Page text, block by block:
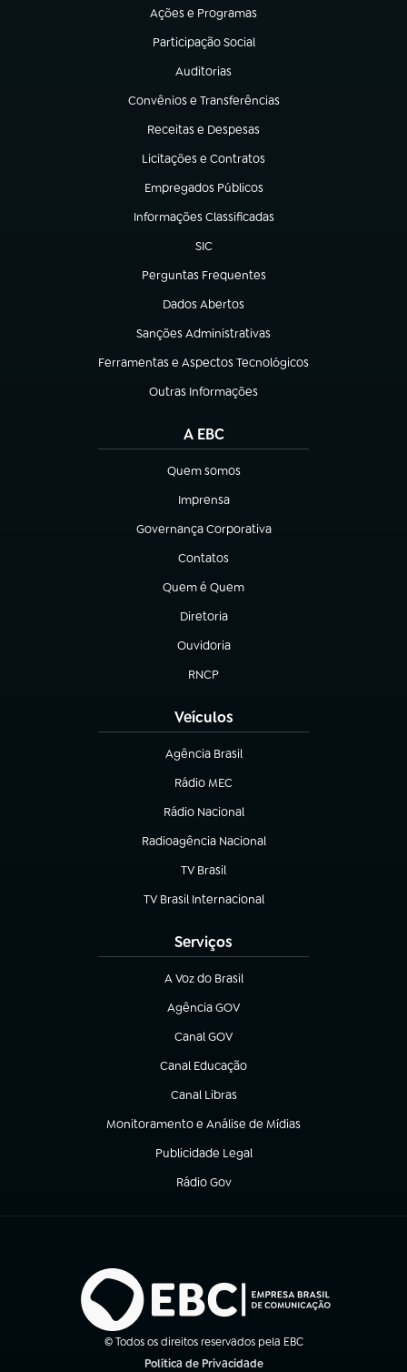
Ações e Programas
(abre em nova aba)
Participação Social
(abre em nova aba)
Auditorias
(abre em nova aba)
Convênios e Transferências
(abre em nova aba)
Receitas e Despesas
(abre em nova aba)
Licitações e Contratos
(abre em nova aba)
Empregados Públicos
(abre em nova aba)
Informações Classificadas
(abre em nova aba)
SIC
(abre em nova aba)
Perguntas Frequentes
(abre em nova aba)
Dados Abertos
(abre em nova aba)
Sanções Administrativas
(abre em nova aba)
Ferramentas e Aspectos Tecnológicos
(abre em nova aba)
Outras Informações
(abre em nova aba)
A EBC
Quem somos
(abre em nova aba)
Imprensa
(abre em nova aba)
Governança Corporativa
(abre em nova aba)
Contatos
(abre em nova aba)
Quem é Quem
(abre em nova aba)
Diretoria
(abre em nova aba)
Ouvidoria
(abre em nova aba)
RNCP
(abre em nova aba)
Veículos
Agência Brasil
(abre em nova aba)
Rádio MEC
(abre em nova aba)
Rádio Nacional
Radioagência Nacional
(abre em nova aba)
TV Brasil
(abre em nova aba)
TV Brasil Internacional
(abre em nova aba)
Serviços
A Voz do Brasil
(abre em nova aba)
Agência GOV
(abre em nova aba)
Canal GOV
(abre em nova aba)
Canal Educação
(abre em nova aba)
Canal Libras
(abre em nova aba)
Monitoramento e Análise de Mídias
(abre em nova aba)
Publicidade Legal
(abre em nova aba)
Rádio Gov
(abre em nova aba)
© Todos os direitos reservados pela EBC
Política de Privacidade